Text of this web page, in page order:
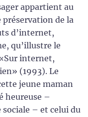
appartient au
préservation de la
d’internet,
qu’illustre le
internet,
(1993). Le
jeune maman
heureuse –
– et celui du